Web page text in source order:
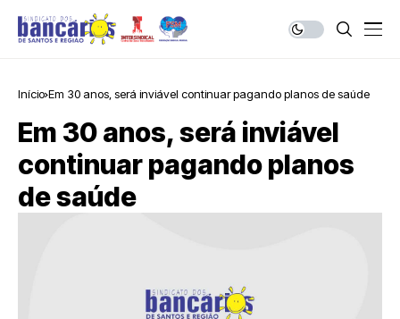
Início Em 30 anos, será inviável continuar pagando planos de saúde
Em 30 anos, será inviável
continuar pagando planos
de saúde